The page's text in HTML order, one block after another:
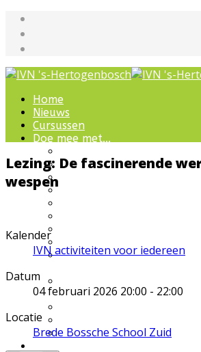
Home
Nieuws
Cursussen
Doe mee met...
IVN natuurcursussen
Natuurbeleving voor
ommetjes
IVN activiteitenfolder
Lezing: De fascinerende
wespen
Kalender
IVN activiteiten voor iedereen
Datum
04 februari 2026 20:00 - 22:00
Locatie
Brede Bossche School Zuid